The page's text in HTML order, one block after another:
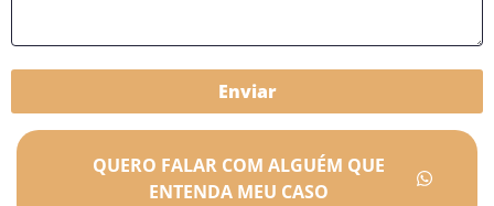
Enviar
QUERO FALAR COM ALGUÉM QUE
ENTENDA MEU CASO